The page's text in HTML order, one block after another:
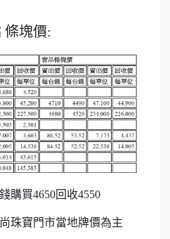
條塊價:
購買4650回收4550
珠寶門市當地牌價為主